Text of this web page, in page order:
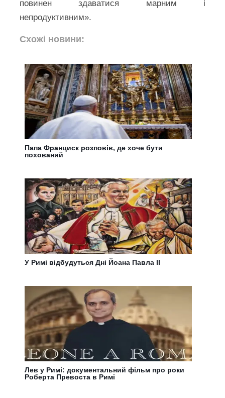
повинен здаватися марним і
непродуктивним».
Схожі новини:
Папа Франциск розповів, де хоче бути
похований
У Римі відбудуться Дні Йоана Павла ІІ
Лев у Римі: документальний фільм про роки
Роберта Превоста в Римі